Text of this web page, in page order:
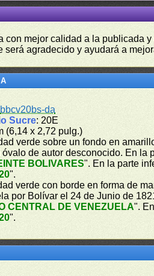
con mejor calidad a la publicada
será agradecido y ayudará a
bbcv20bs-da
Sucre: 20E
(6,14 x 2,72 pulg.)
verde sobre un fondo en
de autor desconocido. En la
BOLIVARES". En la parte
".
verde con borde en forma de
por Bolívar el 24 de Junio de
CENTRAL DE VENEZUELA".
".